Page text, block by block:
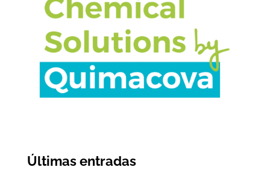
Últimas entradas